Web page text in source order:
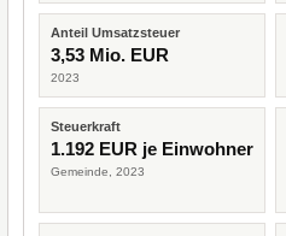
Anteil Umsatzsteuer
3,53 Mio. EUR
2023
Steuerkraft
1.192 EUR je Einwohner
Gemeinde, 2023